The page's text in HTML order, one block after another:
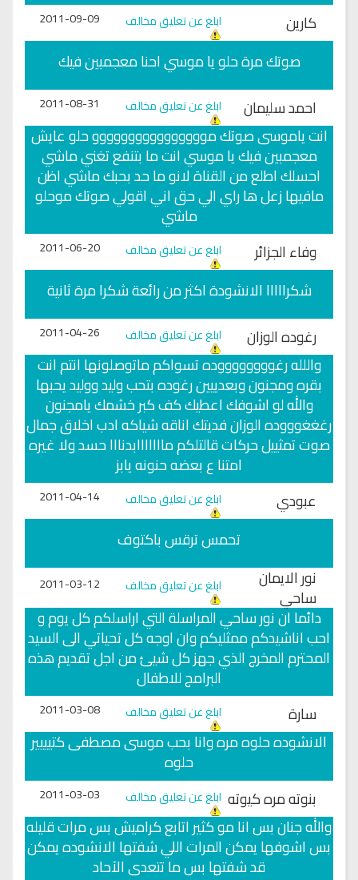
كارين
ابلغ عن تعليق مخالف 2011-09-09
صوتك مرة حلو يا موسي احنا معجمبين فيك
احمد سليمان
ابلغ عن تعليق مخالف 2011-08-31
انت ياموسى صوتك موووووووووووووووو حلو عايش
معجمبين فيك يا موسي انت ما بتنفع تغني ماشي
احسلك اطلع من القناة لانو ما حد بحبك ماشي اظن
مافيها زعل ها راي الي حق اني اقولي صوتك موحلو
ماشي
وفاء الجزائر
ابلغ عن تعليق مخالف 2011-06-20
شكرااااا الانشودة اكثر من رائعة شكرا مرة ثانية
رغوده الوزان
ابلغ عن تعليق مخالف 2011-04-26
واللله رغووووووووده تسواكم ماتوصلونها انتم انت
بقره ومجنون وبعدييين رغوده بتحب وليد ووليد يحبها
والله لو اشوفك اعطيك كف كبر خشمك يامجنون
رغغغوووده الوزان فديتك اناقه شياكه ادب اخلاق جمال
صوت تمثييل حركات قالتلكم مااااااابدنااا حسد ولا غيره
امتنا ع بعضه حنونه يابز
عبودي
ابلغ عن تعليق مخالف 2011-04-14
تحمس ترقس باكتوف
نور الايمان
ساحي ابلغ عن تعليق مخالف 2011-03-12
دائما ان نور ساحي المراسلة التي اراسلكم كل يوم و
احب اناشيدكم ممثليكم وان اوجه كل تحياتي الى السيد
المحترم المخرج الذي جهز كل شيئ من اجل تقديم هذه
البرامج للاطفال
سارة
ابلغ عن تعليق مخالف 2011-03-08
الانشوده حلوه مره وانا بحب موسى مصطفى كتيييير
حلوه
بنوته مره كيوته ابلغ عن تعليق مخالف 2011-03-03
والله جنان بس انا مو كثير اتابع كراميش بس مرات قليله
بس اشوفها يمكن المرات اللي شفتها الانشوده يمكن
قد شفتها بس ما تتعدى الآحاد